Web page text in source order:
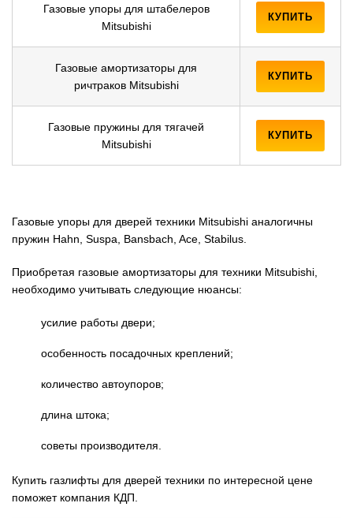
Газовые упоры для штабелеров
Mitsubishi
КУПИТЬ
Газовые амортизаторы для
ричтраков Mitsubishi
КУПИТЬ
Газовые пружины для тягачей
Mitsubishi
КУПИТЬ
Газовые упоры для дверей техники Mitsubishi аналогичны
пружин Hahn, Suspa, Bansbach, Ace, Stabilus.
Приобретая газовые амортизаторы для техники Mitsubishi,
необходимо учитывать следующие нюансы:
усилие работы двери;
особенность посадочных креплений;
количество автоупоров;
длина штока;
советы производителя.
Купить газлифты для дверей техники по интересной цене
поможет компания КДП.